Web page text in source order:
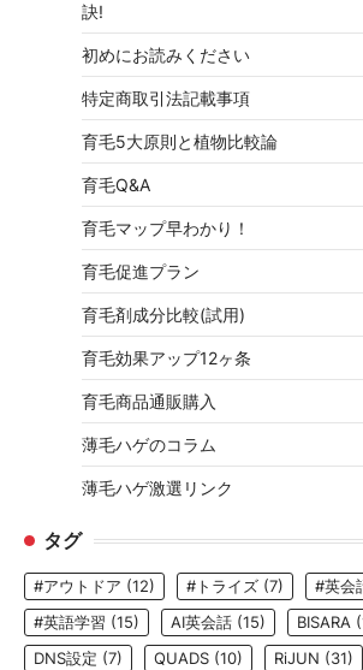
訣!
初めにお読みください
特定商取引法記載事項
育毛5大原則と植物比較論
育毛Q&A
育毛マップ早わかり！
育毛促進プラン
育毛剤成分比較(試用)
育毛効果アップ12ヶ条
育毛商品通販購入
薄毛ハゲのコラム
薄毛ハゲ激選リンク
タグ
#アウトドア (12) #トライズ (7) #英会
#英語学習 (15) AI英会話 (15) BISARA
DNS設定 (7) QUADS (10) RiJUN (31)